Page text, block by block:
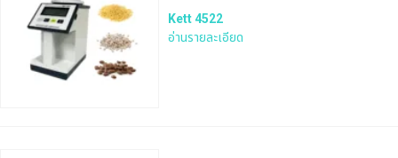
Kett 4522
อ่านรายละเอียด